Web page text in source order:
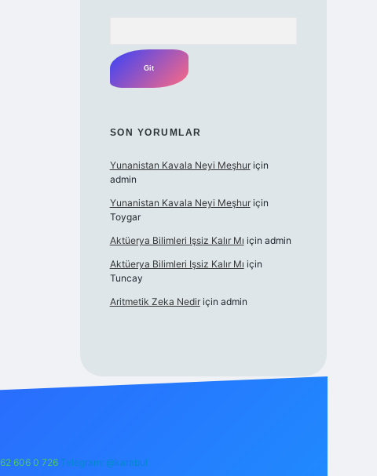
SON YORUMLAR
Yunanistan Kavala Neyi Meşhuriçin
admin
Yunanistan Kavala Neyi Meşhuriçin
Toygar
Aktüerya Bilimleri Işsiz Kalır Mı için admin
Aktüerya Bilimleri Işsiz Kalır Mı için
Tuncay
Aritmetik Zeka Nediriçin admin
606 0 726 Telegram: @karabul